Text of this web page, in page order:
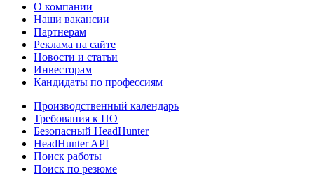
О компании
Наши вакансии
Партнерам
Реклама на сайте
Новости и статьи
Инвесторам
Кандидаты по профессиям
Производственный календарь
Требования к ПО
Безопасный HeadHunter
HeadHunter API
Поиск работы
Поиск по резюме